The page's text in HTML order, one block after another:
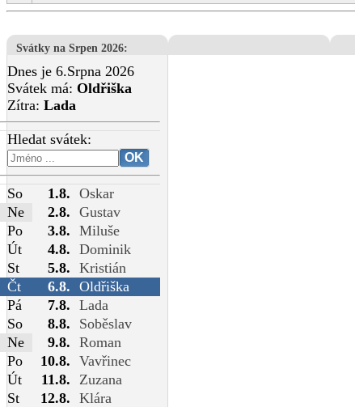
Svátky na Srpen 2026:
Dnes je 6.Srpna 2026
Svátek má: Oldřiška
Zítra: Lada
Hledat svátek:
So 1.8. Oskar
Ne
2.8. Gustav
Po
3.8. Miluše
Út
4.8. Dominik
St
5.8. Kristián
Čt
6.8. Oldřiška
Pá
7.8. Lada
So
8.8.
Soběslav
Ne
9.8. Roman
Po
10.8. Vavřinec
Út
11.8.
Zuzana
St
12.8. Klára